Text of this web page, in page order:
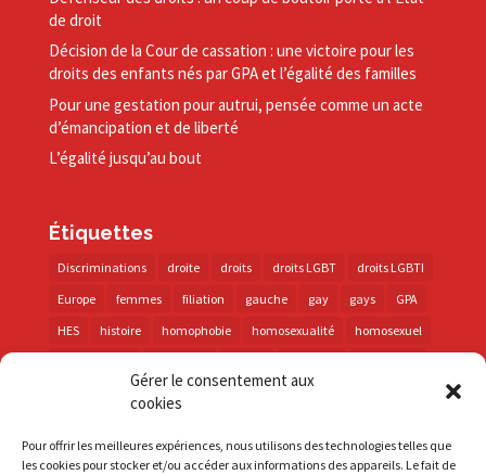
Gérer le consentement aux
cookies
Pour offrir les meilleures expériences, nous utilisons des technologies telles que
les cookies pour stocker et/ou accéder aux informations des appareils. Le fait de
de droit
Décision de la Cour de cassation : une victoire pour les
droits des enfants nés par GPA et l’égalité des familles
Pour une gestation pour autrui, pensée comme un acte
d’émancipation et de liberté
L’égalité jusqu’au bout
Étiquettes
Discriminations droite droits droits LGBT
droits LGBTI
Europe
femmes filiation gauche gay gays
GPA
HES
histoire homophobie homosexualité
homosexuel
lutte contre les discriminations
PMA police prévention